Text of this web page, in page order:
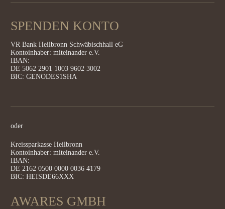
SPENDEN KONTO
VR Bank Heilbronn Schwäbischhall eG
Kontoinhaber: miteinander e.V.
IBAN:
DE 5062 2901 1003 9602 3002
BIC: GENODES1SHA
oder
Kreissparkasse Heilbronn
Kontoinhaber: miteinander e.V.
IBAN:
DE 2162 0500 0000 0036 4179
BIC: HEISDE66XXX
AWARES GMBH